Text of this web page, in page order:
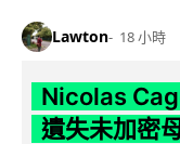
Lawton 18 小時
Nicolas
遺失未加密